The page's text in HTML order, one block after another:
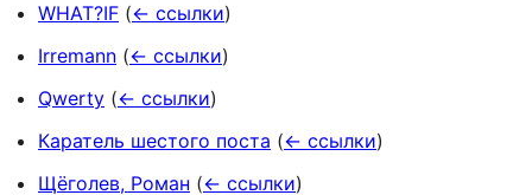
WHAT?IF (← ссылки)
Irremann (← ссылки)
Qwerty (← ссылки)
Каратель шестого поста (← ссылки)
Щёголев, Роман (← ссылки)